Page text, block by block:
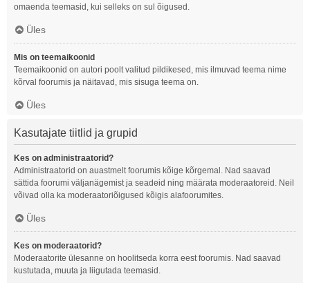
omaenda teemasid, kui selleks on sul õigused.
Üles
Mis on teemaikoonid
Teemaikoonid on autori poolt valitud pildikesed, mis ilmuvad teema nime
kõrval foorumis ja näitavad, mis sisuga teema on.
Üles
Kasutajate tiitlid ja grupid
Kes on administraatorid?
Administraatorid on auastmelt foorumis kõige kõrgemal. Nad saavad
sättida foorumi väljanägemist ja seadeid ning määrata moderaatoreid. Neil
võivad olla ka moderaatoriõigused kõigis alafoorumites.
Üles
Kes on moderaatorid?
Moderaatorite ülesanne on hoolitseda korra eest foorumis. Nad saavad
kustutada, muuta ja liigutada teemasid.